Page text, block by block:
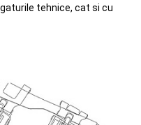
tehnice, cat si cu